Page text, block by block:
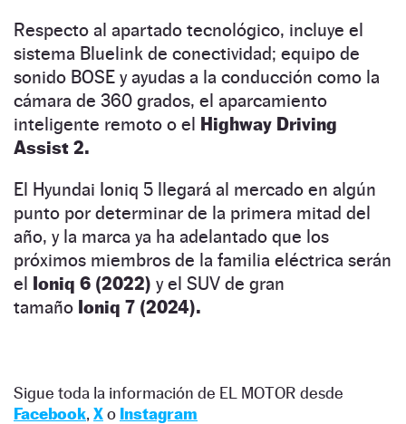
Respecto al apartado tecnológico, incluye el
sistema Bluelink de conectividad; equipo de
sonido BOSE y ayudas a la conducción como la
cámara de 360 grados, el aparcamiento
inteligente remoto o el Highway Driving
Assist 2.
El Hyundai Ioniq 5 llegará al mercado en algún
punto por determinar de la primera mitad del
año, y la marca ya ha adelantado que los
próximos miembros de la familia eléctrica serán
el Ioniq 6 (2022) y el SUV de gran
tamaño Ioniq 7 (2024).
Sigue toda la información de EL MOTOR desde
Facebook, Xo Instagram